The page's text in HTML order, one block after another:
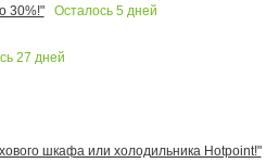
30%!"
Осталось 5 дней
27 дней
шкафа или холодильника Hotpoint!"